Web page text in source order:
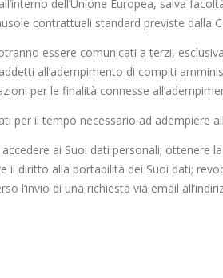
dell’Unione Europea, salva
contrattuali standard previste dalla
essere comunicati a terzi,
all’adempimento di compiti
per le finalità connesse
per il tempo necessario ad adempiere
ai Suoi dati personali;
diritto alla portabilità dei Suoi dati;
l’invio di una richiesta via email